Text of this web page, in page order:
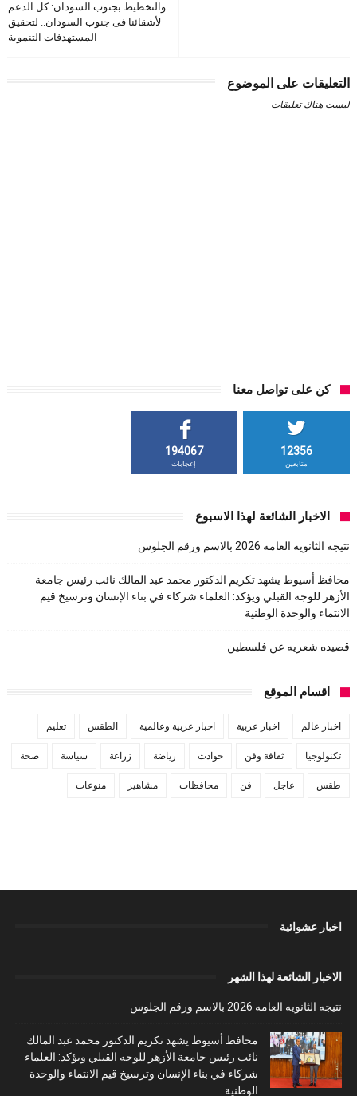
والتخطيط بجنوب السودان: كل الدعم
لأشقائنا فى جنوب السودان.. لتحقيق
المستهدفات التنموية
التعليقات على الموضوع
ليست هناك تعليقات
كن على تواصل معنا
12356
متابعين
194067
إعجابات
الاخبار الشائعة لهذا الاسبوع
نتيجه الثانويه العامه 2026 بالاسم ورقم الجلوس
محافظ أسيوط يشهد تكريم الدكتور محمد عبد المالك نائب رئيس جامعة
الأزهر للوجه القبلي ويؤكد: العلماء شركاء في بناء الإنسان وترسيخ قيم
الانتماء والوحدة الوطنية
قصيده شعريه عن فلسطين
اقسام الموقع
اخبار عالم اخبار عربية اخبار عربية وعالمية الطقس تعليم
تكنولوجيا ثقافة وفن حوادث رياضة زراعة سياسة صحة
طقس عاجل فن محافظات مشاهير منوعات
اخبار عشوائية
الاخبار الشائعة لهذا الشهر
نتيجه الثانويه العامه 2026 بالاسم ورقم الجلوس
محافظ أسيوط يشهد تكريم الدكتور محمد عبد المالك
نائب رئيس جامعة الأزهر للوجه القبلي ويؤكد: العلماء
شركاء في بناء الإنسان وترسيخ قيم الانتماء والوحدة
الوطنية